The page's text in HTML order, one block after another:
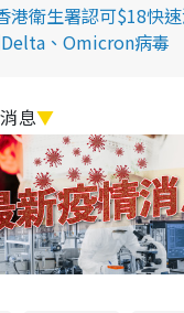
港衛生署認可$18快
、Omicron病毒
息▼